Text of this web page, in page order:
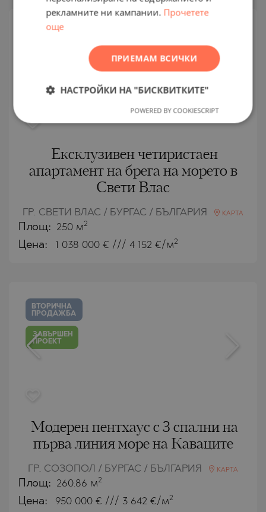
ВТОРИЧНА
Ексклузивен четиристаен
апартамент на брега на морето в
Свети Влас
ГР. СВЕТИ ВЛАС / БУРГАС / БЪЛГАРИЯ КАРТА
Площ: 250 м2
Цена: 1 038 000 € /// 4 152 €/м2
ВТОРИЧНА
ПРОДАЖБА
ЗАВЪРШЕН
ПРОЕКТ
Модерен пентхаус с 3 спални на
първа линия море на Каваците
ГР. СОЗОПОЛ / БУРГАС / БЪЛГАРИЯ КАРТА
Площ: 260.86 м2
Цена: 950 000 € /// 3 642 €/м2
FRENCH
ROMANIAN
SERBIAN
CZECH
рекламните ни кампании. Прочетете
още
ПРИЕМАМ ВСИЧКИ
НАСТРОЙКИ НА "БИСКВИТКИТЕ"
POWERED BY COOKIESCRIPT